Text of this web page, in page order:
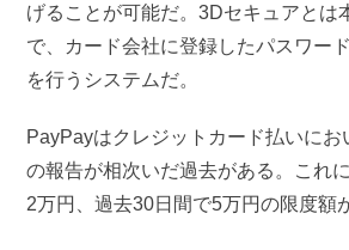
げることが可能だ。3Dセキュアとは
で、カード会社に登録したパスワー
を行うシステムだ。
PayPayはクレジットカード払いにお
の報告が相次いだ過去がある。これ
2万円、過去30日間で5万円の限度額